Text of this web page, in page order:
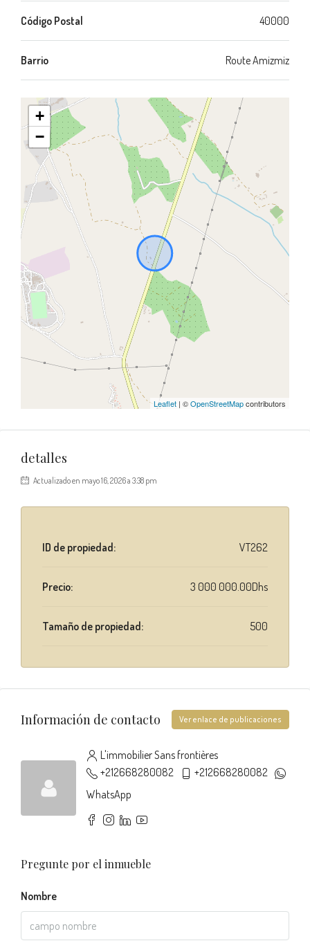
Código Postal 40000
Barrio Route Amizmiz
+
−
Leaflet | ©OpenStreetMapcontributors
detalles
Actualizado en mayo 16, 2026 a 3:38 pm
ID de propiedad: VT262
Precio: 3 000 000.00Dhs
Tamaño de propiedad: 500
Información de contacto Ver enlace de publicaciones
L'immobilier Sans frontières
+212668280082
+212668280082
WhatsApp
Pregunte por el inmueble
Nombre